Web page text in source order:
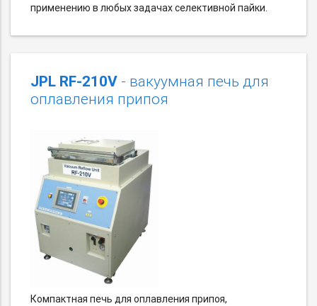
применению в любых задачах селективной пайки.
JPL RF-210V - вакуумная печь для
оплавления припоя
Компактная печь для оплавления припоя,